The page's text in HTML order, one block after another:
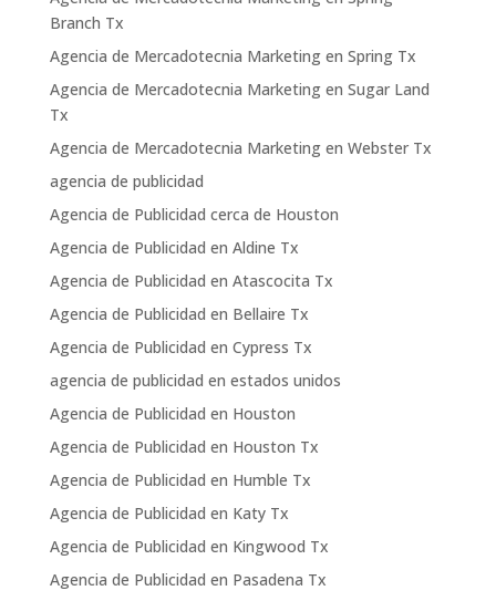
Branch Tx
Agencia de Mercadotecnia Marketing en Spring Tx
Agencia de Mercadotecnia Marketing en Sugar Land
Tx
Agencia de Mercadotecnia Marketing en Webster Tx
agencia de publicidad
Agencia de Publicidad cerca de Houston
Agencia de Publicidad en Aldine Tx
Agencia de Publicidad en Atascocita Tx
Agencia de Publicidad en Bellaire Tx
Agencia de Publicidad en Cypress Tx
agencia de publicidad en estados unidos
Agencia de Publicidad en Houston
Agencia de Publicidad en Houston Tx
Agencia de Publicidad en Humble Tx
Agencia de Publicidad en Katy Tx
Agencia de Publicidad en Kingwood Tx
Agencia de Publicidad en Pasadena Tx